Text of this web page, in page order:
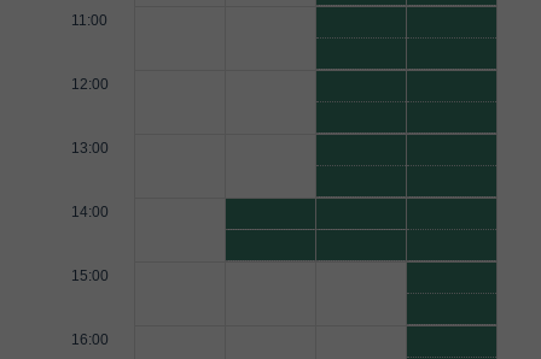
11:00
12:00
13:00
14:00
15:00
16:00